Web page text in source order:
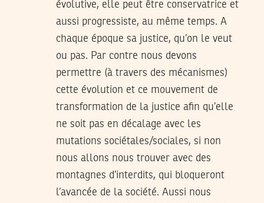
évolutive, elle peut être conservatrice et
aussi progressiste, au même temps. A
chaque époque sa justice, qu’on le veut
ou pas. Par contre nous devons
permettre (à travers des mécanismes)
cette évolution et ce mouvement de
transformation de la justice afin qu’elle
ne soit pas en décalage avec les
mutations sociétales/sociales, si non
nous allons nous trouver avec des
montagnes d’interdits, qui bloqueront
l’avancée de la société. Aussi nous